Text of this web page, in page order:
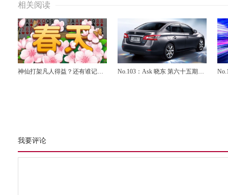
相关阅读
神仙打架凡人得益？还有谁记
No.103：Ask 晓东 第六十五期：
我要评论